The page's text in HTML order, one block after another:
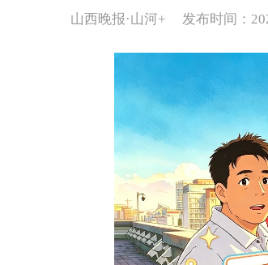
山西晚报·山河+ 发布时间：